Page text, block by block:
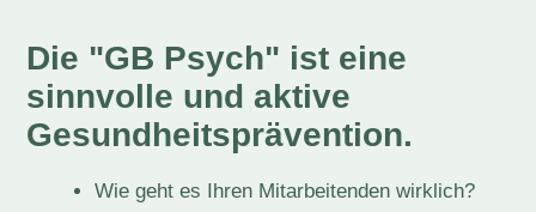
Die "GB Psych" ist eine
sinnvolle und aktive
Gesundheitsprävention.
Wie geht es Ihren Mitarbeitenden wirklich?